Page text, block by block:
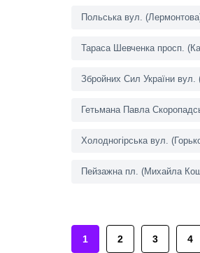
Польська вул.
Тараса Шевченка просп.
Збройних Сил України вул.
Гетьмана Павла
Холодногірська вул.
Пейзажна пл. (Михайла
1 2 3 4